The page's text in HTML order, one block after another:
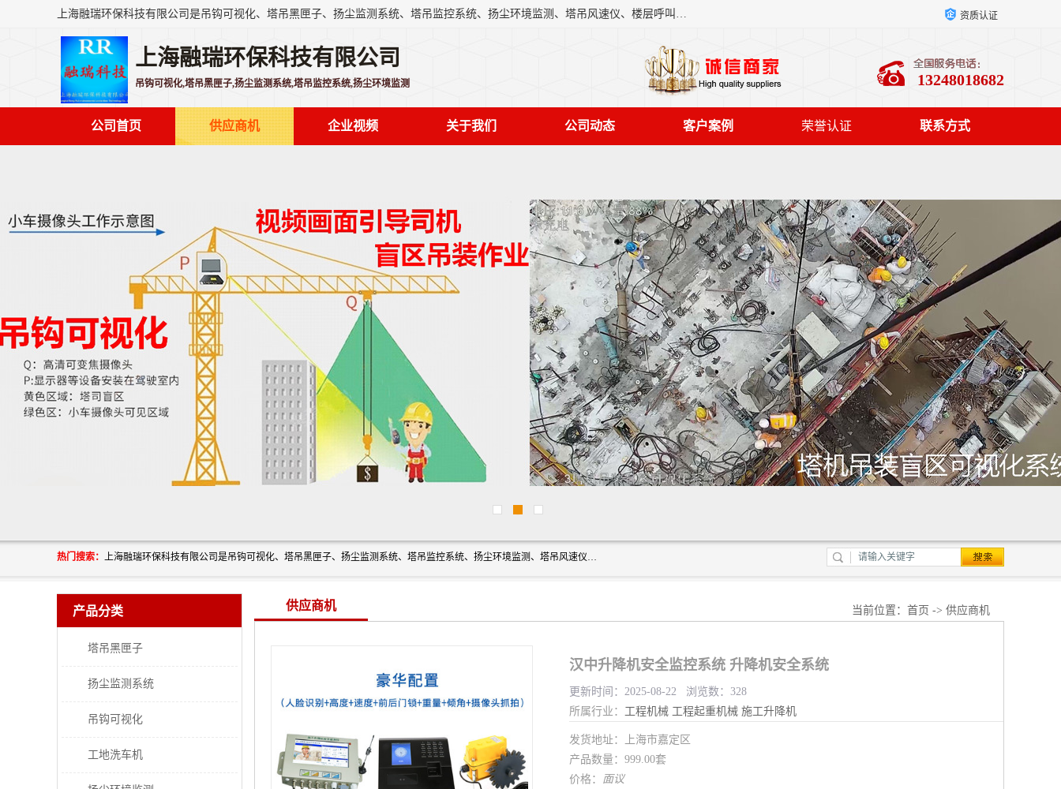
上海融瑞环保科技有限公司是吊钩可视化、塔吊黑匣子、扬尘监测系统、塔吊监控系统、扬尘环境监测、塔吊风速仪、楼层呼叫器、主令控制器、人脸识别、风速仪等一系列环保设备的研发生产销售为一体的专业化公司。 资质认证
上海融瑞环保科技有限公司
吊钩可视化,塔吊黑匣子,扬尘监测系统,塔吊监控系统,扬尘环境监测 13248018682
公司首页 供应商机 企业视频 关于我们 公司动态 客户案例 荣誉认证 联系方式
热门搜索： 上海融瑞环保科技有限公司是吊钩可视化、塔吊黑匣子、扬尘监测系统、塔吊监控系统、扬尘环境监测、塔吊风速仪、楼层呼叫器、主令控制器、人脸识别、风速仪等一系列环保设备的研发生产销售为一体的专业化公司。
产品分类
塔吊黑匣子
扬尘监测系统
吊钩可视化
工地洗车机
供应商机 当前位置： 首页 -> 供应商机
汉中升降机安全监控系统 升降机安全系统
更新时间：2025-08-22 浏览数：328
所属行业： 工程机械 工程起重机械 施工升降机
发货地址：上海市嘉定区
产品数量：999.00套
价格： 面议